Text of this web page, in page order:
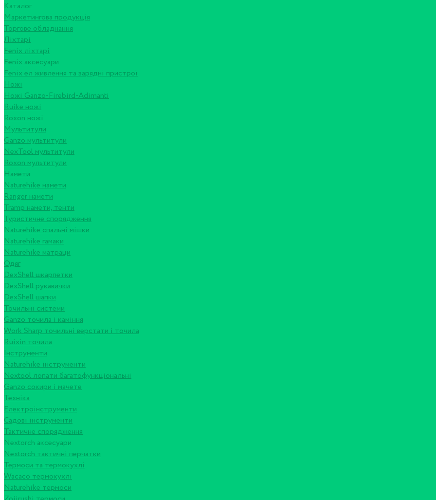
Каталог
Маркетингова продукція
Торгове обладнання
Ліхтарі
Fenix ліхтарі
Fenix аксесуари
Fenix ел живлення та зарядні пристрої
Ножі
Ножі Ganzo-Firebird-Adimanti
Ruike ножі
Roxon ножi
Мультитули
Ganzo мультитули
NexTool мультитули
Roxon мультитули
Намети
Naturehike намети
Ranger намети
Tramp намети, тенти
Туристичне спорядження
Naturehike спальні мішки
Naturehike гамаки
Naturehike матраци
Одяг
DexShell шкарпетки
DexShell рукавички
DexShell шапки
Точильні системи
Ganzo точила і каміння
Work Sharp точильні верстати і точила
Ruixin точила
Інструменти
Naturehike інструменти
Nextool лопати багатофункціональні
Ganzo сокири і мачете
Техніка
Електроінструменти
Садові інструменти
Тактичне спорядження
Nextorch аксесуари
Nextorch тактичні перчатки
Термоси та термокухлі
Wacaco термокухлі
Naturehike термоси